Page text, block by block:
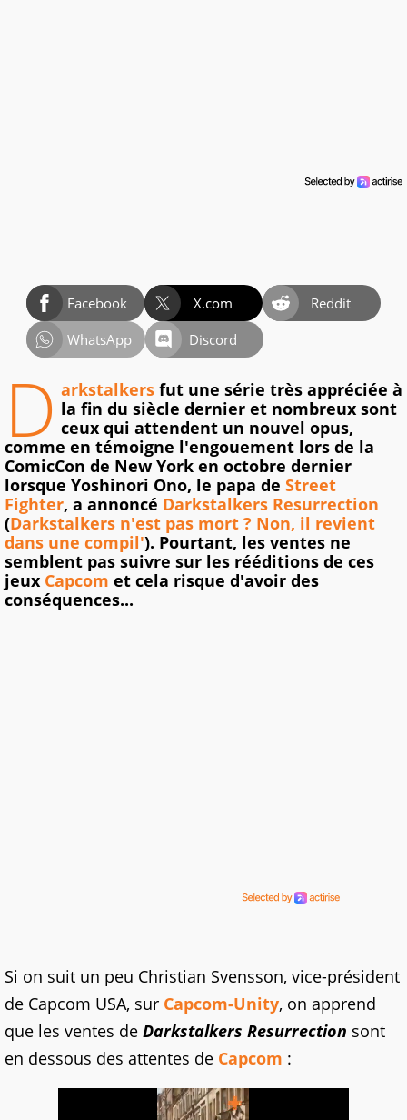
Facebook X.com
Reddit
WhatsApp
Discord
D arkstalkers fut une série très appréciée à
la fin du siècle dernier et nombreux sont
ceux qui attendent un nouvel opus,
comme en témoigne l'engouement lors de la
ComicCon de New York en octobre dernier
lorsque Yoshinori Ono, le papa de Street
Fighter, a annoncé Darkstalkers Resurrection
(Darkstalkers n'est pas mort ? Non, il revient
dans une compil'). Pourtant, les ventes ne
semblent pas suivre sur les rééditions de ces
jeux Capcom et cela risque d'avoir des
conséquences...
Si on suit un peu Christian Svensson, vice-président
de Capcom USA, sur Capcom-Unity, on apprend
que les ventes de Darkstalkers Resurrection sont
en dessous des attentes de Capcom :